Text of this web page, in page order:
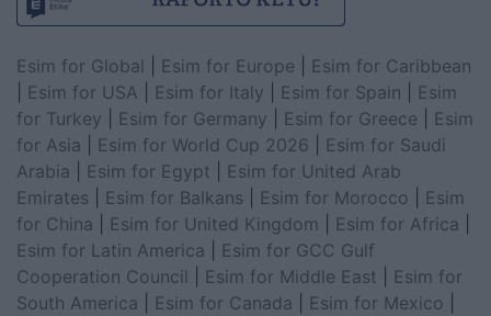
Esim for Global Esim for Europe
Esim for Caribbean
Esim for USA Esim for Italy Esim for Spain
Esim
for Turkey
Esim for Germany Esim for Greece
Esim
for Asia
Esim for World Cup 2026
Esim for Saudi
Arabia
Esim for Egypt
Esim for United Arab
Emirates
Esim for Balkans Esim for Morocco
Esim
for China
Esim for United Kingdom Esim for Africa
Esim for Latin America
Esim for GCC Gulf
Cooperation Council
Esim for Middle East
Esim for
South America
Esim for Canada Esim for Mexico